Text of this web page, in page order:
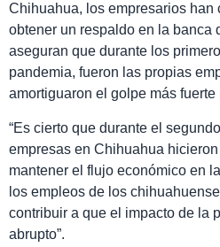
Chihuahua, los empresarios han
obtener un respaldo en la banca
aseguran que durante los
pandemia, fueron las propias
amortiguaron el golpe más
“Es cierto que durante el
empresas en Chihuahua
mantener el flujo económico en
los empleos de los
contribuir a que el impacto de la
abrupto”.